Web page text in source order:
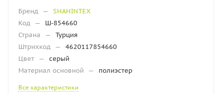
Бренд —
SHAHINTEX
Код —
Ш-854660
Страна
—
Турция
Штрихкод —
4620117854660
Цвет —
серый
Материал основной
— полиэстер
Все характеристики